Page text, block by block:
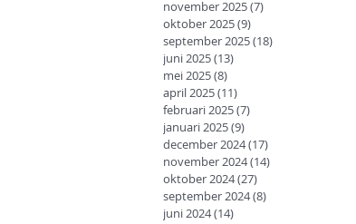
november 2025(7)
oktober 2025(9)
september 2025(18)
juni 2025(13)
mei 2025(8)
april 2025(11)
februari 2025(7)
januari 2025(9)
december 2024(17)
november 2024(14)
oktober 2024(27)
september 2024(8)
juni 2024(14)